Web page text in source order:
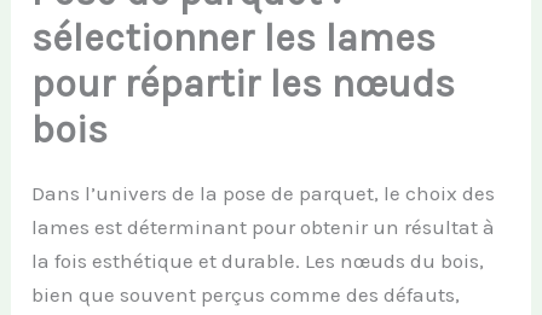
sélectionner les lames
pour répartir les nœuds
bois
Dans l’univers de la pose de parquet, le choix des
lames est déterminant pour obtenir un résultat à
la fois esthétique et durable. Les nœuds du bois,
bien que souvent perçus comme des défauts,